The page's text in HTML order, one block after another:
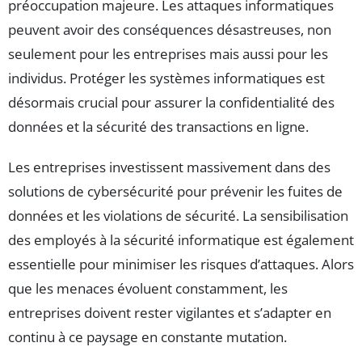
préoccupation majeure. Les attaques informatiques
peuvent avoir des conséquences désastreuses, non
seulement pour les entreprises mais aussi pour les
individus. Protéger les systèmes informatiques est
désormais crucial pour assurer la confidentialité des
données et la sécurité des transactions en ligne.
Les entreprises investissent massivement dans des
solutions de cybersécurité pour prévenir les fuites de
données et les violations de sécurité. La sensibilisation
des employés à la sécurité informatique est également
essentielle pour minimiser les risques d’attaques. Alors
que les menaces évoluent constamment, les
entreprises doivent rester vigilantes et s’adapter en
continu à ce paysage en constante mutation.